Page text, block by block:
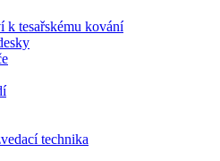
k tesařskému kování
technika